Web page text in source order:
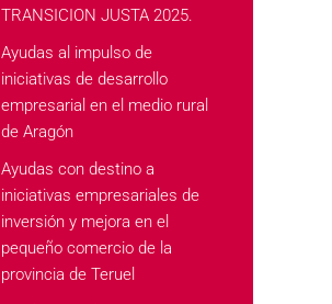
TRANSICION JUSTA 2025.
Ayudas al impulso de
iniciativas de desarrollo
empresarial en el medio rural
de Aragón
Ayudas con destino a
iniciativas empresariales de
inversión y mejora en el
pequeño comercio de la
provincia de Teruel